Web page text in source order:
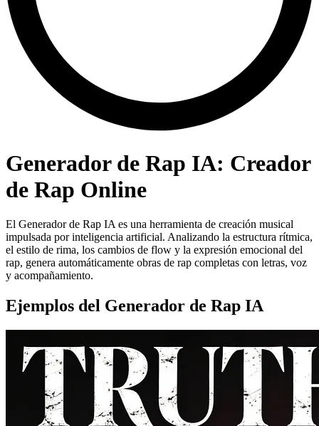
Generador de Rap IA: Creador
de Rap Online
El Generador de Rap IA es una herramienta de creación musical
impulsada por inteligencia artificial. Analizando la estructura rítmica,
el estilo de rima, los cambios de flow y la expresión emocional del
rap, genera automáticamente obras de rap completas con letras, voz
y acompañamiento.
Ejemplos del Generador de Rap IA